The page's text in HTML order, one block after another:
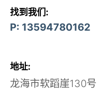
找到我们:
P: 13594780162
地址:
龙海市软蹈崖130号